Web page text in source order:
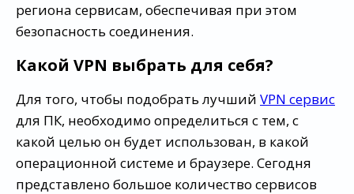
региона сервисам, обеспечивая при этом
безопасность соединения.
Какой VPN выбрать для себя?
Для того, чтобы подобрать лучший VPN сервис
для ПК, необходимо определиться с тем, с
какой целью он будет использован, в какой
операционной системе и браузере. Сегодня
представлено большое количество сервисов